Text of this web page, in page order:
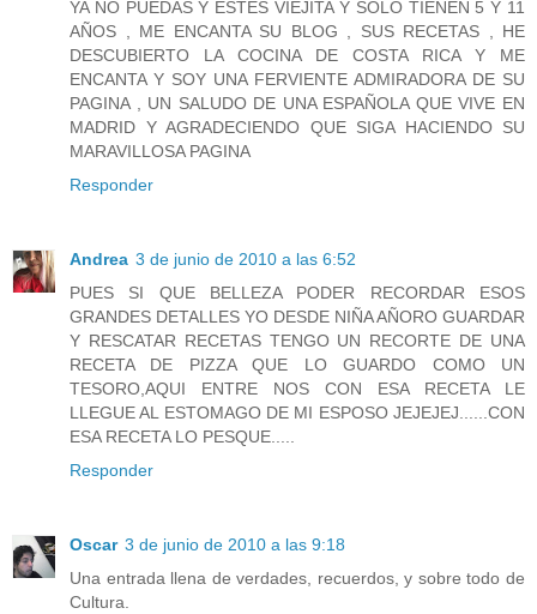
YA NO PUEDAS Y ESTES VIEJITA Y SOLO TIENEN 5 Y 11
AÑOS , ME ENCANTA SU BLOG , SUS RECETAS , HE
DESCUBIERTO LA COCINA DE COSTA RICA Y ME
ENCANTA Y SOY UNA FERVIENTE ADMIRADORA DE SU
PAGINA , UN SALUDO DE UNA ESPAÑOLA QUE VIVE EN
MADRID Y AGRADECIENDO QUE SIGA HACIENDO SU
MARAVILLOSA PAGINA
Responder
Andrea 3 de junio de 2010 a las 6:52
PUES SI QUE BELLEZA PODER RECORDAR ESOS
GRANDES DETALLES YO DESDE NIÑA AÑORO GUARDAR
Y RESCATAR RECETAS TENGO UN RECORTE DE UNA
RECETA DE PIZZA QUE LO GUARDO COMO UN
TESORO,AQUI ENTRE NOS CON ESA RECETA LE
LLEGUE AL ESTOMAGO DE MI ESPOSO JEJEJEJ......CON
ESA RECETA LO PESQUE.....
Responder
Oscar 3 de junio de 2010 a las 9:18
Una entrada llena de verdades, recuerdos, y sobre todo de
Cultura.